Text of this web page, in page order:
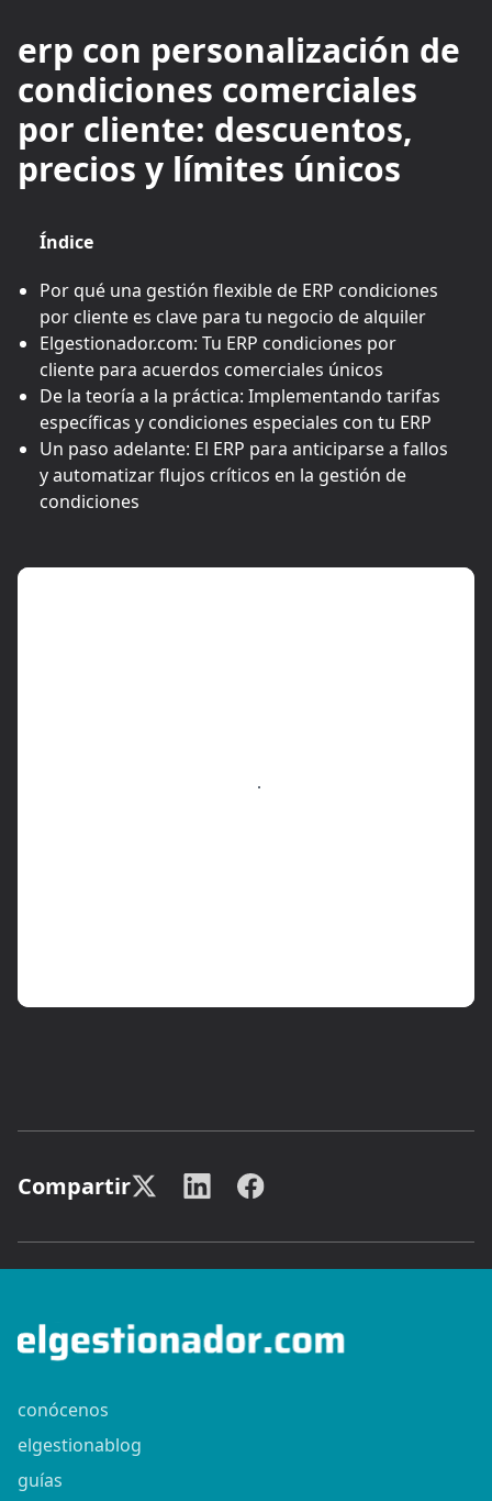
erp con personalización de
condiciones comerciales
por cliente: descuentos,
precios y límites únicos
Índice
Por qué una gestión flexible de ERP condiciones
por cliente es clave para tu negocio de alquiler
Elgestionador.com: Tu ERP condiciones por
cliente para acuerdos comerciales únicos
De la teoría a la práctica: Implementando tarifas
específicas y condiciones especiales con tu ERP
Un paso adelante: El ERP para anticiparse a fallos
y automatizar flujos críticos en la gestión de
condiciones
Compartir
conócenos
elgestionablog
guías